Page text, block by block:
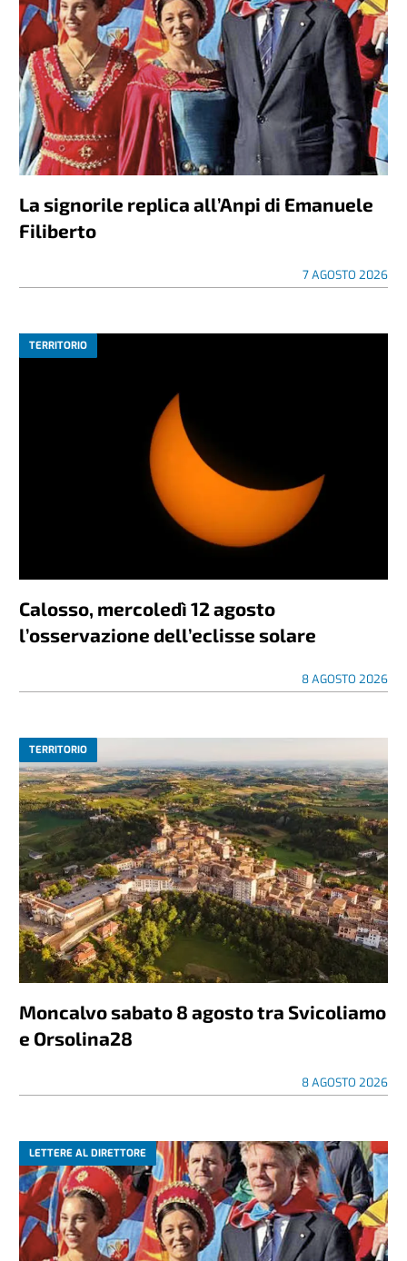
La signorile replica all’Anpi di Emanuele
Filiberto
7 AGOSTO 2026
TERRITORIO
Calosso, mercoledì 12 agosto
l’osservazione dell’eclisse solare
8 AGOSTO 2026
TERRITORIO
Moncalvo sabato 8 agosto tra Svicoliamo
e Orsolina28
8 AGOSTO 2026
LETTERE AL DIRETTORE